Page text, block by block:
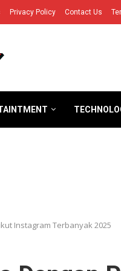
Privacy Policy Contact Us
Instagram Terbanyak 2025